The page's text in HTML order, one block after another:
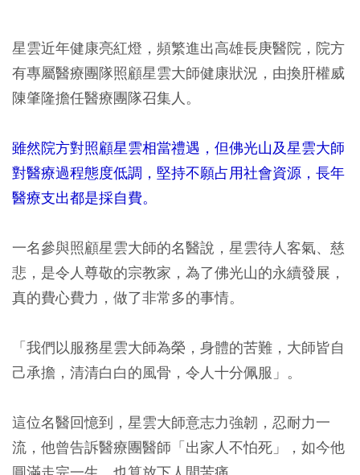
星雲近年健康亮紅燈，頻繁進出高雄長庚醫院，院方
有專屬醫療團隊照顧星雲大師健康狀況，由換肝權威
陳肇隆擔任醫療團隊召集人。
雖然院方對照顧星雲相當禮遇，但佛光山及星雲大師
對醫療過程態度低調，堅持不願占用社會資源，長年
醫療支出都是採自費。
一名參與照顧星雲大師的名醫說，星雲待人客氣、慈
悲，是令人尊敬的宗教家，為了佛光山的永續發展，
真的費心費力，做了非常多的事情。
「我們以服務星雲大師為榮，身體的苦難，大師皆自
己承擔，清清白白的風骨，令人十分佩服」。
這位名醫回憶到，星雲大師意志力強韌，忍耐力一
流，他曾告訴醫療團醫師「出家人不怕死」，如今他